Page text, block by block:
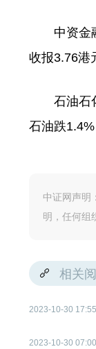
中资金融
收报3.76港
石油石化
石油跌1.4%
中证网声明
明，任何组
相关
2023-10-30 17:55
2023-10-30 07:00